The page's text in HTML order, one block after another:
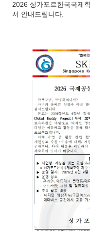
2026 싱가포르한국국제
서 안내드립니다.